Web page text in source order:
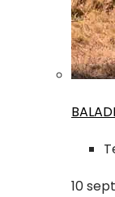
10